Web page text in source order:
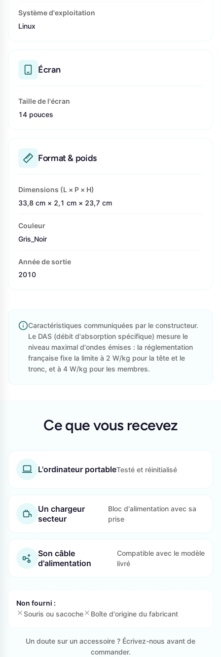
Système d'exploitation
Linux
Écran
Taille de l'écran
14 pouces
Format & poids
Dimensions (L × P × H)
33,8 cm × 2,1 cm × 23,7 cm
Couleur
Gris_Noir
Année de sortie
2010
Caractéristiques communiquées par le constructeur.
Le DAS (débit d'absorption spécifique) mesure le
niveau maximal d'ondes émises : la réglementation
française fixe la limite à 2 W/kg pour la tête et le
tronc, et à 4 W/kg pour les membres.
Ce que vous recevez
L'ordinateur portableTesté et réinitialisé
Un chargeur
secteur
Bloc d'alimentation avec sa
prise
Son câble
d'alimentation
Compatible avec le modèle
livré
Non fourni :
Souris ou sacoche
Boîte d'origine du fabricant
Un doute sur un accessoire ? Écrivez-nous avant de
commander.